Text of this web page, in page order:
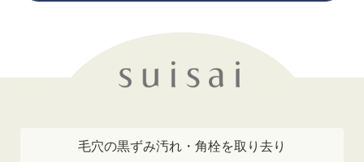
毛穴の黒ずみ汚れ・角栓を取り去り